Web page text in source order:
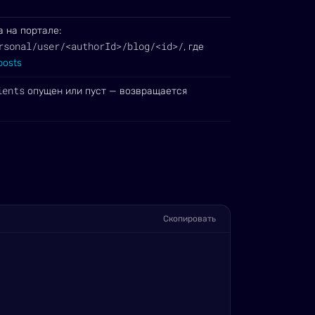
на портале:
user/<authorId>/blog/<id>/, где
опущен или пуст — возвращается
Скопировать